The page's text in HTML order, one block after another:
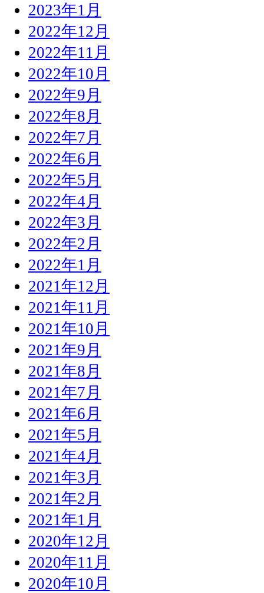
2023年1月
2022年12月
2022年11月
2022年10月
2022年9月
2022年8月
2022年7月
2022年6月
2022年5月
2022年4月
2022年3月
2022年2月
2022年1月
2021年12月
2021年11月
2021年10月
2021年9月
2021年8月
2021年7月
2021年6月
2021年5月
2021年4月
2021年3月
2021年2月
2021年1月
2020年12月
2020年11月
2020年10月